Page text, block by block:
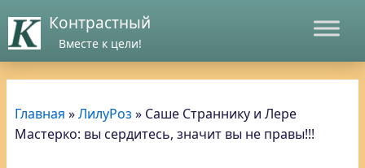
Контрастный
Вместе к цели!
Главная »ЛилуРоз » Саше Страннику и Лере
Мастерко: вы сердитесь, значит вы не правы!!!